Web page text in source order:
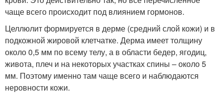
чаще всего происходит под влиянием гормонов.
Целлюлит формируется в дерме (средний слой кожи) и в
подкожной жировой клетчатке. Дерма имеет толщину
около 0,5 мм по всему телу, а в области бедер, ягодиц,
живота, плеч и на некоторых участках спины – около 5
мм. Поэтому именно там чаще всего и наблюдаются
неровности кожи.